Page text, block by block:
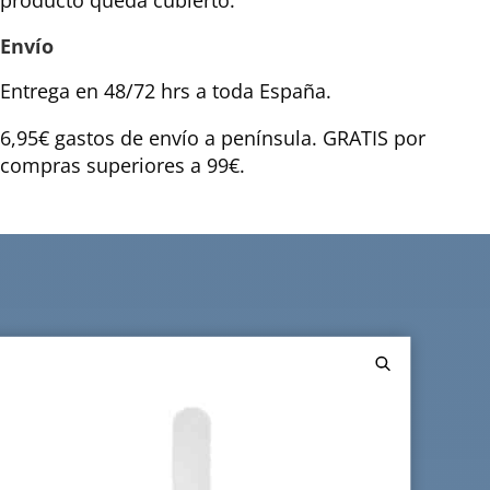
Envío
Entrega en 48/72 hrs a toda España.
6,95€ gastos de envío a península. GRATIS por
compras superiores a 99€.